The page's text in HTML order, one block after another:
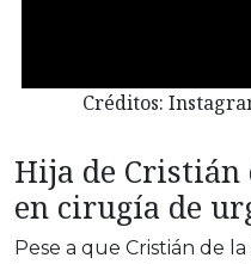
Créditos:
Hija de Cristián
en cirugía de
Pese a que Cristián de